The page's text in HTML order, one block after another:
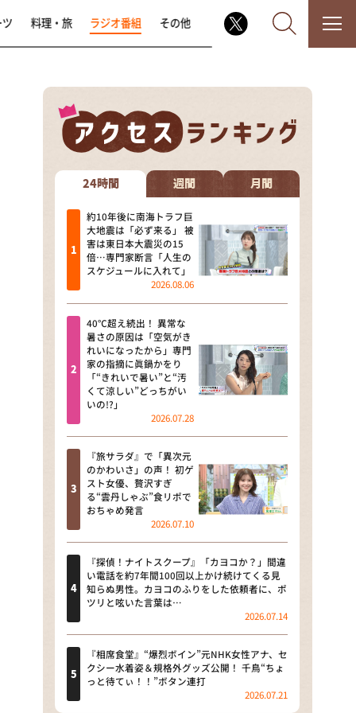
なるみ・岡村の過ぎるTV
相席食堂
これ余談なんですけど・・・
～人生密着トークバラエティ！
～ やすとものいたって真剣です
探偵！ナイトスクープ
news おかえり
河合＆A.B.C-Z塚田×福井アナ
「なんでやねん！？」（news お
かえり）
DAIGOも台所 ～きょうの献立 何
にする？～
本日はダイアンなり！シーズン２
朝だ！生です旅サラダ
教えて！ニュースライブ 正義の
ミカタ
ＬＩＦＥ～夢のカタチ～
新婚さんいらっしゃい！
ポツンと一軒家
ザキ山小屋本館
料理・旅 ラジオ番組 その他
24時間 週間 月間
約10年後に南海トラフ巨
大地震は「必ず来る」 被
害は東日本大震災の15
倍…専門家断言「人生の
スケジュールに入れて」
2026.08.06
40℃超え続出！ 異常な
暑さの原因は「空気がき
れいになったから」専門
家の指摘に眞鍋かをり
「“きれいで暑い”と“汚
くて涼しい”どっちがい
いの!?」
2026.07.28
『旅サラダ』で「異次元
のかわいさ」の声！ 初ゲ
スト女優、贅沢すぎ
る“雲丹しゃぶ”食リポで
おちゃめ発言
2026.07.10
『探偵！ナイトスクープ』「カヨコか？」間違
い電話を約7年間100回以上かけ続けてくる見
知らぬ男性。カヨコのふりをした依頼者に、ポ
ツリと呟いた言葉は…
2026.07.14
『相席食堂』“爆烈ボイン”元NHK女性アナ、セ
クシー水着姿＆規格外グッズ公開！ 千鳥“ちょ
っと待てぃ！！”ボタン連打
2026.07.21